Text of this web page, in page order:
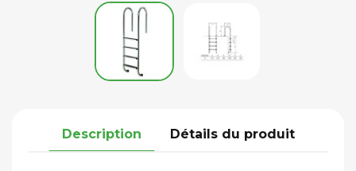
Description Détails du produit